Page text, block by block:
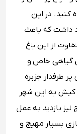
کنید. در این
وجود داشت که باعث
از این باغ
گیاهی خاص و
طرفدار جزیره
کیش به این شهر
بازدید به عمل
بسیار مهیج و